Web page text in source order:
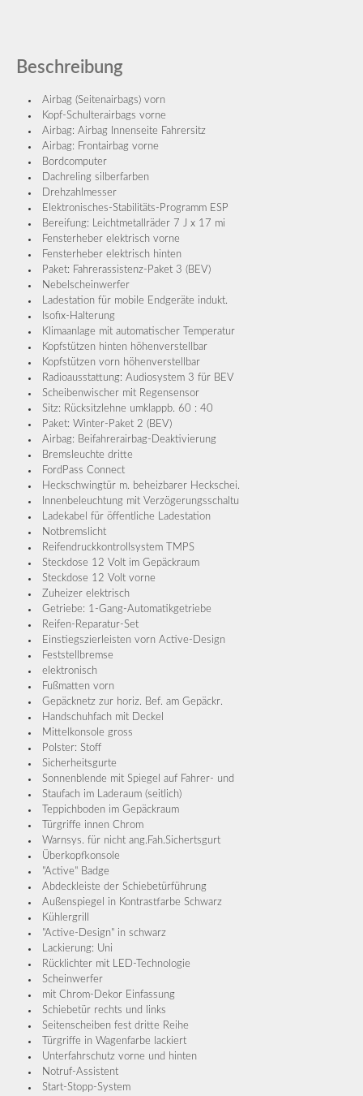
Beschreibung
Airbag (Seitenairbags) vorn
Kopf-Schulterairbags vorne
Airbag: Airbag Innenseite Fahrersitz
Airbag: Frontairbag vorne
Bordcomputer
Dachreling silberfarben
Drehzahlmesser
Elektronisches-Stabilitäts-Programm ESP
Bereifung: Leichtmetallräder 7 J x 17 mi
Fensterheber elektrisch vorne
Fensterheber elektrisch hinten
Paket: Fahrerassistenz-Paket 3 (BEV)
Nebelscheinwerfer
Ladestation für mobile Endgeräte indukt.
Isofix-Halterung
Klimaanlage mit automatischer Temperatur
Kopfstützen hinten höhenverstellbar
Kopfstützen vorn höhenverstellbar
Radioausstattung: Audiosystem 3 für BEV
Scheibenwischer mit Regensensor
Sitz: Rücksitzlehne umklappb. 60 : 40
Paket: Winter-Paket 2 (BEV)
Airbag: Beifahrerairbag-Deaktivierung
Bremsleuchte dritte
FordPass Connect
Heckschwingtür m. beheizbarer Heckschei.
Innenbeleuchtung mit Verzögerungsschaltu
Ladekabel für öffentliche Ladestation
Notbremslicht
Reifendruckkontrollsystem TMPS
Steckdose 12 Volt im Gepäckraum
Steckdose 12 Volt vorne
Zuheizer elektrisch
Getriebe: 1-Gang-Automatikgetriebe
Reifen-Reparatur-Set
Einstiegszierleisten vorn Active-Design
Feststellbremse
elektronisch
Fußmatten vorn
Gepäcknetz zur horiz. Bef. am Gepäckr.
Handschuhfach mit Deckel
Mittelkonsole gross
Polster: Stoff
Sicherheitsgurte
Sonnenblende mit Spiegel auf Fahrer- und
Staufach im Laderaum (seitlich)
Teppichboden im Gepäckraum
Türgriffe innen Chrom
Warnsys. für nicht ang.Fah.Sichertsgurt
Überkopfkonsole
"Active" Badge
Abdeckleiste der Schiebetürführung
Außenspiegel in Kontrastfarbe Schwarz
Kühlergrill
"Active-Design" in schwarz
Lackierung: Uni
Rücklichter mit LED-Technologie
Scheinwerfer
mit Chrom-Dekor Einfassung
Schiebetür rechts und links
Seitenscheiben fest dritte Reihe
Türgriffe in Wagenfarbe lackiert
Unterfahrschutz vorne und hinten
Notruf-Assistent
Start-Stopp-System